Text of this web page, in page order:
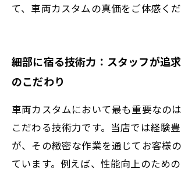
て、車両カスタムの真価をご体感くだ
細部に宿る技術力：スタッフが追
のこだわり
車両カスタムにおいて最も重要なの
こだわる技術力です。当店では経験
が、その緻密な作業を通じてお客様
ています。例えば、性能向上のため